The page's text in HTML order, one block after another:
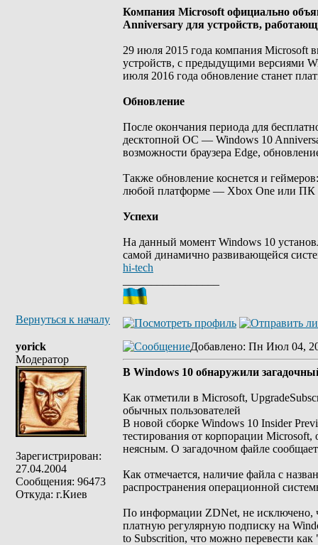
Компания Microsoft официально
Anniversary для устройств,
29 июля 2015 года компания
устройств, с предыдущими версиями
июля 2016 года обновление станет
Обновление
После окончания периода для
десктопной ОС — Windows 10
возможности браузера Edge,
Также обновление коснется и
любой платформе — Xbox One или ПК с
Успехи
На данный момент Windows 10
самой динамично развивающейся
hi-tech
Вернуться к началу
yorick
Модератор
Зарегистрирован:
27.04.2004
Сообщения: 96473
Откуда: г.Киев
Добавлено: Пн Июл 04,
В Windows 10 обнаружили
Как отметили в Microsoft,
обычных пользователей
В новой сборке Windows 10 Insider
тестирования от корпорации Microsoft,
неясным. О загадочном файле
Как отмечается, наличие файла с
распространения операционной
По информации ZDNet, не исключено,
платную регулярную подписку на
to Subscrition, что можно перевести